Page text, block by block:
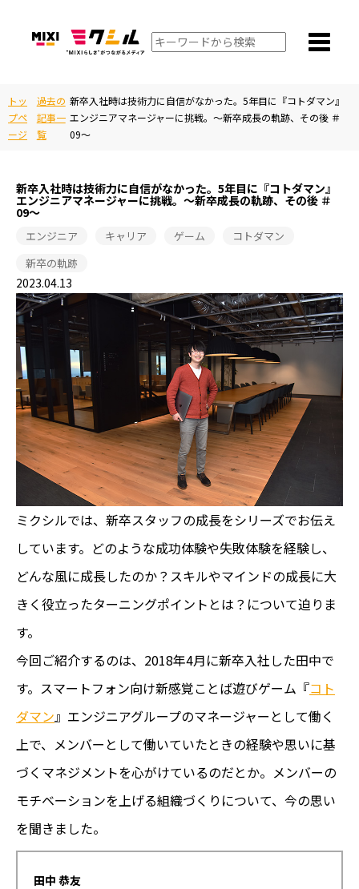
トッ
プペ
ージ
過去の
記事一
覧
新卒入社時は技術力に自信がなかった。5年目に『コトダマン』
エンジニアマネージャーに挑戦。～新卒成長の軌跡、その後 ＃
09～
新卒入社時は技術力に自信がなかった。5年目に『コトダマン』
エンジニアマネージャーに挑戦。～新卒成長の軌跡、その後 ＃
09～
エンジニア キャリア ゲーム
コトダマン
新卒の軌跡
2023.04.13
ミクシルでは、新卒スタッフの成長をシリーズでお伝え
しています。どのような成功体験や失敗体験を経験し、
どんな風に成長したのか？スキルやマインドの成長に大
きく役立ったターニングポイントとは？について迫りま
す。
今回ご紹介するのは、2018年4月に新卒入社した田中で
す。スマートフォン向け新感覚ことば遊びゲーム『コト
ダマン』エンジニアグループのマネージャーとして働く
上で、メンバーとして働いていたときの経験や思いに基
づくマネジメントを心がけているのだとか。メンバーの
モチベーションを上げる組織づくりについて、今の思い
を聞きました。
田中 恭友